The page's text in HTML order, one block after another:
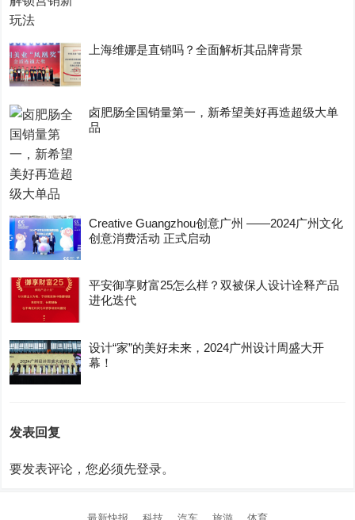
上海维娜是直销吗？全面解析其品牌背景
卤肥肠全国销量第一，新希望美好再造超级大单
品
Creative Guangzhou创意广州 ——2024广州文化
创意消费活动 正式启动
平安御享财富25怎么样？双被保人设计诠释产品
进化迭代
设计“家”的美好未来，2024广州设计周盛大开
幕！
发表回复
要发表评论，您必须先登录。